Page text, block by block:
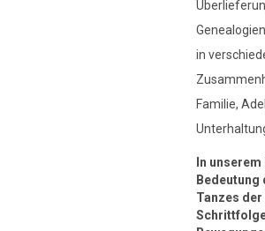
in
Familie,
In
Bedeutung
Tanzes